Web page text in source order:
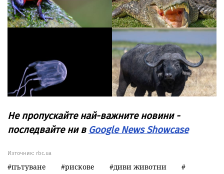
Не пропускайте най-важните новини -
последвайте ни в Google News Showcase
Източник: rbc.ua
пътуване рискове
диви животни